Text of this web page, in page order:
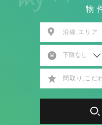
物
沿線,エリア
間取り,こだ